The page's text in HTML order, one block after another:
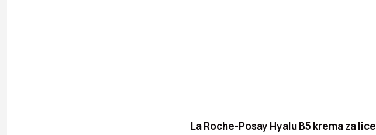
La Roche-Posay Hyalu B5 krema za lice